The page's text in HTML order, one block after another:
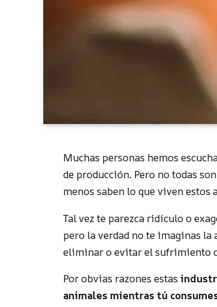
Muchas personas hemos
de producción. Pero no todas
menos saben lo que viven estos
Tal vez te parezca ridículo o
pero la verdad no te imaginas la
eliminar o evitar el sufrimiento
Por obvias razones estas
animales mientras tú